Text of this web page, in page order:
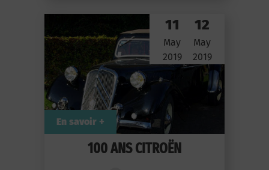
100 ANS CITROËN
11
May
2019
12
May
2019
En savoir +